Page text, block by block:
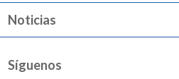
Noticias
Síguenos